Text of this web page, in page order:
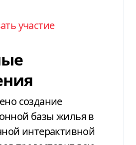
участие
базы жилья в
интерактивной